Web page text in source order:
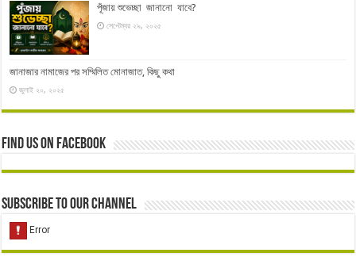
পূঁজায় শুভেচ্ছা জানানো যাবে?
সেপ্টেম্বর ২৯, ২০২৫
জানাজার নামাজের পর সম্মিলিত মোনাজাত, কিছু কথা
জুলাই ২০, ২০২৫
Find us on Facebook
Subscribe to our Channel